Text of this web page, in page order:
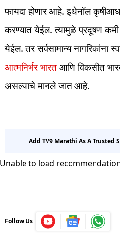
फायदा होणार आहे. इथेनॉल
करण्यात येईल. त्यामुळे प्रदूषण कमी
येईल. तर सर्वसामान्य नागरिकांना
आत्मनिर्भर भारतआणि विकसीत
असल्याचे मानले जात आहे.
Add TV9 Marathi As A Trusted
Unable to load
Follow Us